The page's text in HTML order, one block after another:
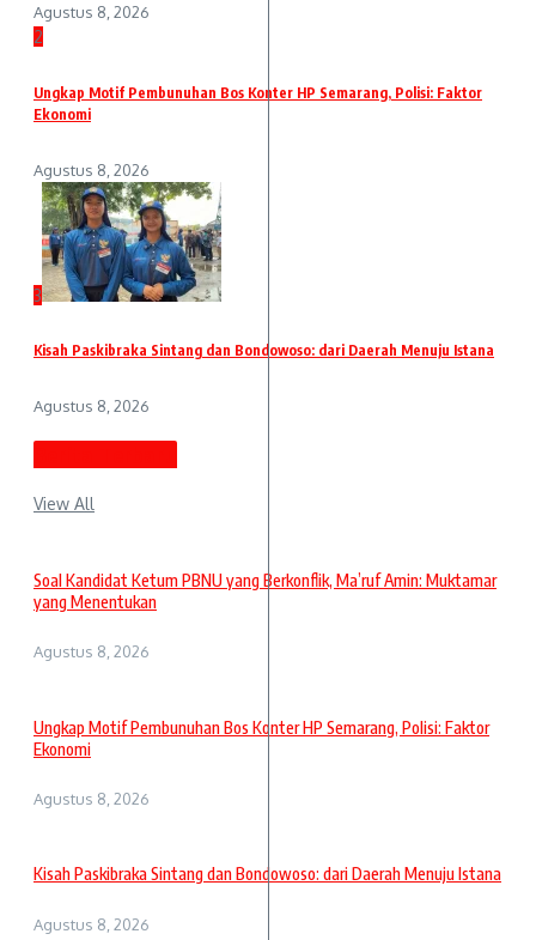
Agustus 8, 2026
2
Ungkap Motif Pembunuhan Bos Konter HP Semarang, Polisi: Faktor
Ekonomi
Agustus 8, 2026
3
Kisah Paskibraka Sintang dan Bondowoso: dari Daerah Menuju Istana
Agustus 8, 2026
View All
Soal Kandidat Ketum PBNU yang Berkonflik, Ma’ruf Amin: Muktamar
yang Menentukan
Agustus 8, 2026
Ungkap Motif Pembunuhan Bos Konter HP Semarang, Polisi: Faktor
Ekonomi
Agustus 8, 2026
Kisah Paskibraka Sintang dan Bondowoso: dari Daerah Menuju Istana
Agustus 8, 2026